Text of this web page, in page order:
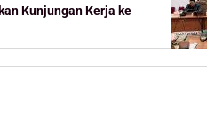
Kunjungan Kerja ke